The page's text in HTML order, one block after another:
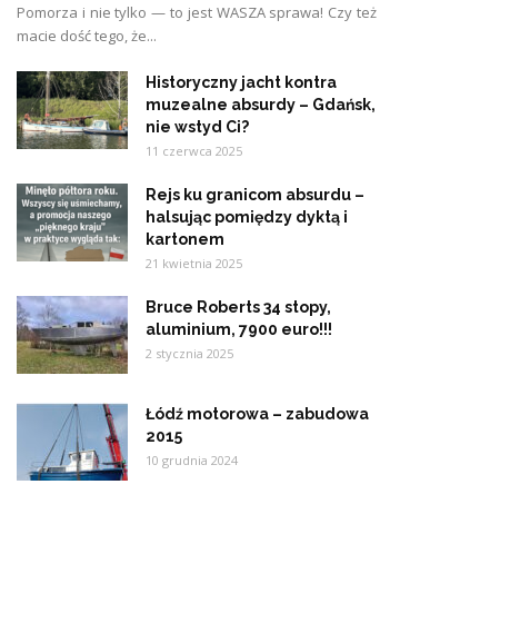
Pomorza i nie tylko — to jest WASZA sprawa! Czy też
macie dość tego, że...
Historyczny jacht kontra
muzealne absurdy – Gdańsk,
nie wstyd Ci?
11 czerwca 2025
Rejs ku granicom absurdu –
halsując pomiędzy dyktą i
kartonem
21 kwietnia 2025
Bruce Roberts 34 stopy,
aluminium, 7900 euro!!!
2 stycznia 2025
Łódź motorowa – zabudowa
2015
10 grudnia 2024